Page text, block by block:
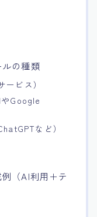
の種類
ビス）
Google
など）
（AI利用＋テ